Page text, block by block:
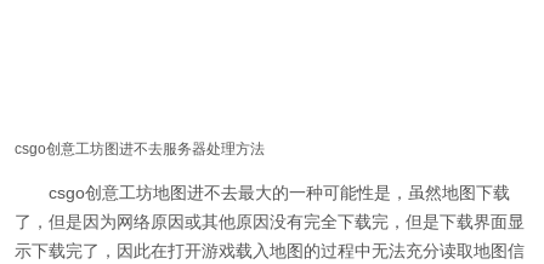
csgo创意工坊图进不去服务器处理方法
csgo创意工坊地图进不去最大的一种可能性是，虽然地图下载
了，但是因为网络原因或其他原因没有完全下载完，但是下载界面显
示下载完了，因此在打开游戏载入地图的过程中无法充分读取地图信